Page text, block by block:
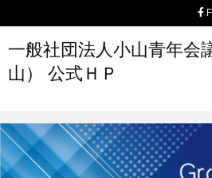
一般社団法人小山青年会
山） 公式ＨＰ